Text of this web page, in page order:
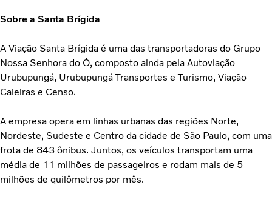
Sobre a Santa Brígida
A Viação Santa Brígida é uma das transportadoras do Grupo
Nossa Senhora do Ó, composto ainda pela Autoviação
Urubupungá, Urubupungá Transportes e Turismo, Viação
Caieiras e Censo.
A empresa opera em linhas urbanas das regiões Norte,
Nordeste, Sudeste e Centro da cidade de São Paulo, com uma
frota de 843 ônibus. Juntos, os veículos transportam uma
média de 11 milhões de passageiros e rodam mais de 5
milhões de quilômetros por mês.